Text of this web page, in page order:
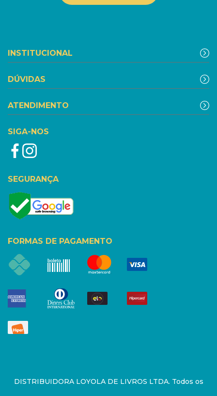
INSTITUCIONAL
DÚVIDAS
ATENDIMENTO
SIGA-NOS
SEGURANÇA
FORMAS DE PAGAMENTO
DISTRIBUIDORA LOYOLA DE LIVROS LTDA. Todos os